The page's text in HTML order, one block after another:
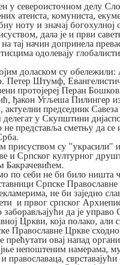
североисточном делу
атеиста, комуниста,
ноту и значај богохулној
дала је и први
тај начин допринела
одолевају
доласком су
Петер Штумф,
протојереј Перан
ђакон Угљеша Пилингер
председник
у Скупштини
представља сметњу да
су "украсили"
и Српског културног
Бакрачевићем.
себи не би било ништа
Српске
не би заједно
и првог српског
да је управо
Цркви, која полако,
Православне Цркве
прећутати овај напад
непоштеним намерама,
православаца,